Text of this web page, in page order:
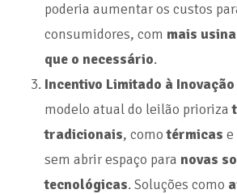
poderia aumentar os custos
consumidores, com mais
que o necessário.
Incentivo Limitado à
modelo atual do leilão prioriza
tradicionais, comotérmicas e
sem abrir espaço para novas
tecnológicas. Soluções como